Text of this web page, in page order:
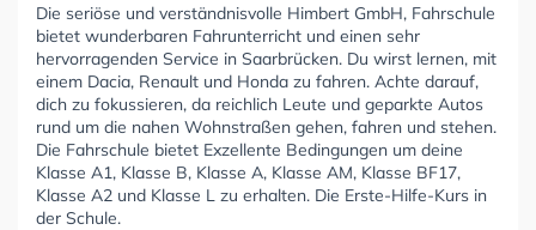
Die seriöse und verständnisvolle Himbert GmbH, Fahrschule
bietet wunderbaren Fahrunterricht und einen sehr
hervorragenden Service in Saarbrücken. Du wirst lernen, mit
einem Dacia, Renault und Honda zu fahren. Achte darauf,
dich zu fokussieren, da reichlich Leute und geparkte Autos
rund um die nahen Wohnstraßen gehen, fahren und stehen.
Die Fahrschule bietet Exzellente Bedingungen um deine
Klasse A1, Klasse B, Klasse A, Klasse AM, Klasse BF17,
Klasse A2 und Klasse L zu erhalten. Die Erste-Hilfe-Kurs in
der Schule.